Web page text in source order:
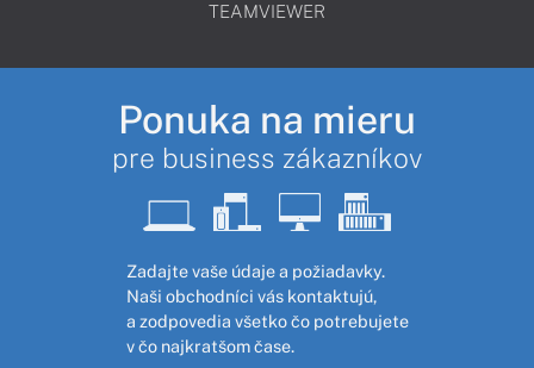
TEAMVIEWER
Ponuka na mieru
pre business zákazníkov
Zadajte vaše údaje a požiadavky.
Naši obchodníci vás kontaktujú,
a zodpovedia všetko čo potrebujete
v čo najkratšom čase.